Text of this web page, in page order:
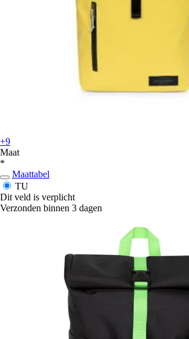
+9
Maat
*
Maattabel
TU
Dit veld is verplicht
Verzonden binnen 3 dagen